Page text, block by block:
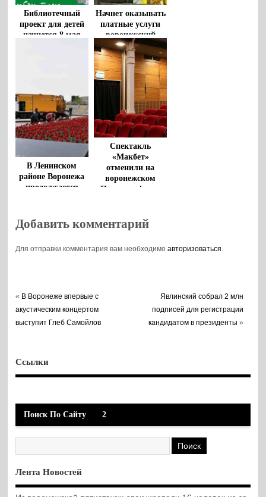
Библиотечный
проект для детей
начнется 8 мая
Начнет оказывать
платные услуги
воронежский
Музей-диорама
В Ленинском
районе Воронежа
продолжается
исторической
памяти,
управой района
Спектакль
«Макбет»
отменили на
воронежском
Платоновфесте
Добавить комментарий
Для отправки комментария вам необходимоавторизоваться
« В Воронеже впервые с
акустическим концертом
выступит Глеб Самойлов
Явлинский собрал 2 млн
подписей для регистрации
кандидатом в президенты »
Ссылки
Поиск По Сайту 2
Лента Новостей